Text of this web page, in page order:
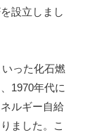
設立しまし
った化石燃
1970年代に
ルギー自給
ました。こ